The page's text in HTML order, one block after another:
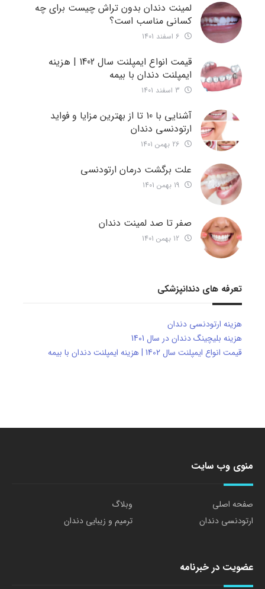
لمینت دندان بدون تراش چیست برای چه
کسانی مناسب است؟
قیمت انواع ایمپلنت سال 1402 | هزینه
ایمپلنت دندان با بیمه
آشنایی با 10 تا از بهترین مزایا و فواید
ارتودنسی دندان
علت برگشت درمان ارتودنسی
صفر تا صد لمینت دندان
تعرفه های دندانپزشکی
هزینه ارتودنسی دندان
هزینه بلیچینگ دندان در سال 1401
قیمت انواع ایمپلنت سال 1402 | هزینه ایمپلنت دندان با بیمه
منوی وب سایت
صفحه اصلی
وبلاگ
ارتودنسی دندان
ترمیم و زیبایی دندان
عضویت در خبرنامه